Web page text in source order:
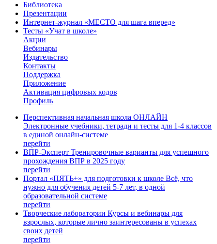
Библиотека
Презентации
Интернет-журнал «МЕСТО для шага вперед»
Тесты «Учат в школе»
Акции
Вебинары
Издательство
Контакты
Поддержка
Приложение
Активация цифровых кодов
Профиль
Перспективная начальная школа ОНЛАЙН
Электронные учебники, тетради и тесты для 1-4 классов
в единой онлайн-системе
перейти
ВПР-Эксперт Тренировочные варианты для успешного
прохождения ВПР в 2025 году
перейти
Портал «ПЯТЬ+» для подготовки к школе Всё, что
нужно для обучения детей 5-7 лет, в одной
образовательной системе
перейти
Творческие лаборатории Курсы и вебинары для
взрослых, которые лично заинтересованы в успехах
своих детей
перейти